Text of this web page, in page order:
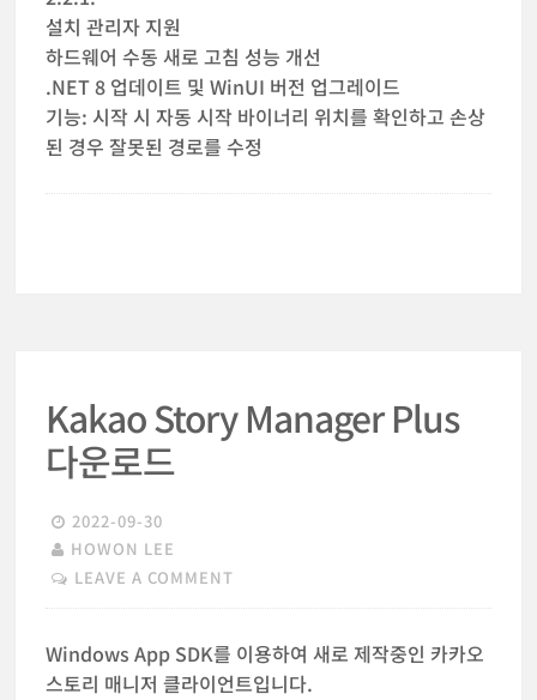
설치 관리자 지원
하드웨어 수동 새로 고침 성능 개선
.NET 8 업데이트 및 WinUI 버전 업그레이드
기능: 시작 시 자동 시작 바이너리 위치를 확인하고 손상
된 경우 잘못된 경로를 수정
Kakao Story Manager Plus
다운로드
2022-09-30
HOWON LEE
LEAVE A COMMENT
Windows App SDK를 이용하여 새로 제작중인 카카오
스토리 매니저 클라이언트입니다.